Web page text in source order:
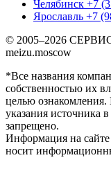
Челябинск +7
Ярославль +7
© 2005–2026
meizu.moscow
*Все названия
собственностью их
целью ознакомления.
указания источника
запрещено.
Информация на
носит